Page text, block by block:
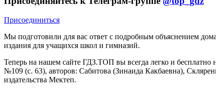
Присоединиться
Мы подготовили для вас ответ c подробным объяснением
издания для учащихся школ и гимназий.
Теперь на нашем сайте ГДЗ.ТОП вы всегда легко и
№109 (с. 63), авторов: Сабитова (Зинаида Какбаевна),
издательства Мектеп.